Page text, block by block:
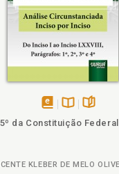
fundada no princípio
Dificuldades
direitos
constitucional. Juiz
bases da
Dificuldades
na
da Constituição
KLEBER DE MELO